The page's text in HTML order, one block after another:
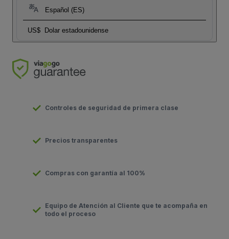
Español (ES)
US$ Dolar estadounidense
Controles de seguridad de primera clase
Precios transparentes
Compras con garantía al 100%
Equipo de Atención al Cliente que te acompaña en
todo el proceso